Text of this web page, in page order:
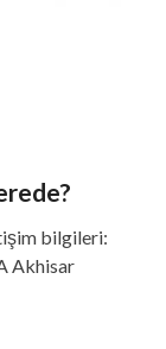
bilgileri:
Akhisar